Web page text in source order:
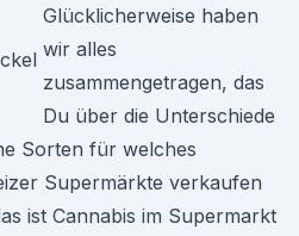
Glücklicherweise haben
wir alles
zusammengetragen, das
Du über die Unterschiede
Sorten für welches
Supermärkte verkaufen
ist Cannabis im Supermarkt